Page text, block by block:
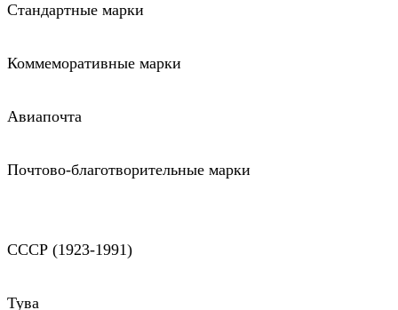
Стандартные марки
Коммеморативные марки
Авиапочта
Почтово-благотворительные марки
СССР (1923-1991)
Тува